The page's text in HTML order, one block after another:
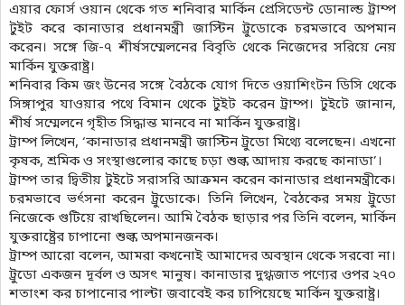
এয়ার ফোর্স ওয়ান থেকে গত শনিবার মার্কিন প্রেসিডেন্ট ডোনাল্ড ট্রাম্প
টুইট করে কানাডার প্রধানমন্ত্রী জাস্টিন ট্রুডোকে চরমভাবে অপমান
করেন। সঙ্গে জি-৭ শীর্ষসম্মেলনের বিবৃতি থেকে নিজেদের সরিয়ে নেয়
মার্কিন যুক্তরাষ্ট্র।
শনিবার কিম জং উনের সঙ্গে বৈঠকে যোগ দিতে ওয়াশিংটন ডিসি থেকে
সিঙ্গাপুর যাওয়ার পথে বিমান থেকে টুইট করেন ট্রাম্প। টুইটে জানান,
শীর্ষ সম্মেলনে গৃহীত সিদ্ধান্ত মানবে না মার্কিন যুক্তরাষ্ট্র।
ট্রাম্প লিখেন, ‘কানাডার প্রধানমন্ত্রী জাস্টিন ট্রুডো মিথ্যে বলেছেন। এখনো
কৃষক, শ্রমিক ও সংস্থাগুলোর কাছে চড়া শুল্ক আদায় করছে কানাডা’।
ট্রাম্প তার দ্বিতীয় টুইটে সরাসরি আক্রমন করেন কানাডার প্রধানমন্ত্রীকে।
চরমভাবে ভর্ৎসনা করেন ট্রুডোকে। তিনি লিখেন, বৈঠকের সময় ট্রুডো
নিজেকে গুটিয়ে রাখছিলেন। আমি বৈঠক ছাড়ার পর তিনি বলেন, মার্কিন
যুক্তরাষ্ট্রের চাপানো শুল্ক অপমানজনক।
ট্রাম্প আরো বলেন, আমরা কখনোই আমাদের অবস্থান থেকে সরবো না।
ট্রুডো একজন দূর্বল ও অসৎ মানুষ। কানাডার দুগ্ধজাত পণ্যের ওপর ২৭০
শতাংশ কর চাপানোর পাল্টা জবাবেই কর চাপিয়েছে মার্কিন যুক্তরাষ্ট্র।